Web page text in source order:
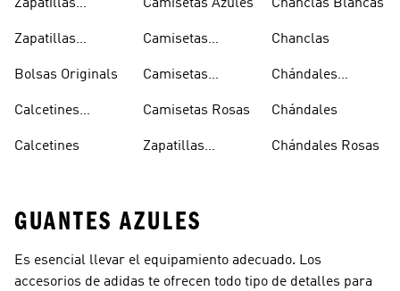
Zapatillas
Zapatillas
Blancas
Bolsas Originals
Calcetines
Blancos
Calcetines
Camisetas Azules
Camisetas
Camisetas
Camisetas Rosas
Zapatillas
Chanclas Blancas
Chanclas
Chándales
Chándales
Chándales Rosas
GUANTES AZULES
Es esencial llevar el equipamiento adecuado. Los
accesorios de adidas te ofrecen todo tipo de detalles para